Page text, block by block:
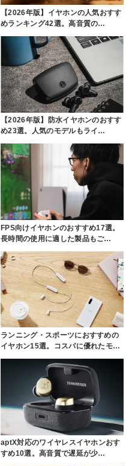
【2026年版】イヤホンの人気おすす
めランキング42選。高音質の…
【2026年版】防水イヤホンのおすす
め23選。人気のモデルもライ…
FPS向けイヤホンのおすすめ17選。
長時間の使用に適した製品もご…
ランニング・スポーツにおすすめの
イヤホン15選。コスパに優れたモ…
aptX対応のワイヤレスイヤホンおす
すめ10選。高音質で遅延が少…